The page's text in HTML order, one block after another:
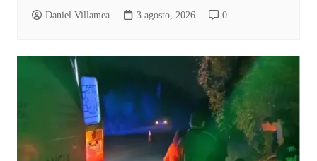
Daniel Villamea 3 agosto, 2026 0